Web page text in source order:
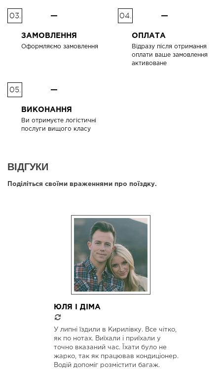
03.
ЗАМОВЛЕННЯ
Оформляємо замовлення
04.
ОПЛАТА
Відразу після отримання
оплати ваше замовлення
активоване
05.
ВИКОНАННЯ
Ви отримуєте логістичні
послуги вищого класу
ВІДГУКИ
Поділіться своїми враженнями про поїздку.
ЮЛЯ І ДІМА
У липні їздили в Кирилівку. Все чітко,
як по нотах. Виїхали і приїхали у
точно вказаний час. Їхати було не
жарко, так як працював кондиціонер.
Водій допоміг розмістити багаж.